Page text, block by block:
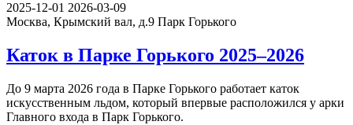
2025-12-01 2026-03-09
Москва, Крымский вал, д.9 Парк Горького
Каток в Парке Горького 2025–2026
До 9 марта 2026 года в Парке Горького работает каток
искусственным льдом, который впервые расположился у арки
Главного входа в Парк Горького.